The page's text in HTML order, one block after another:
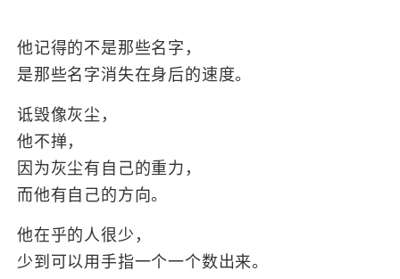
他记得的不是那些名字，
是那些名字消失在身后的速度。
诋毁像灰尘，
他不掸，
因为灰尘有自己的重力，
而他有自己的方向。
他在乎的人很少，
少到可以用手指一个一个数出来。